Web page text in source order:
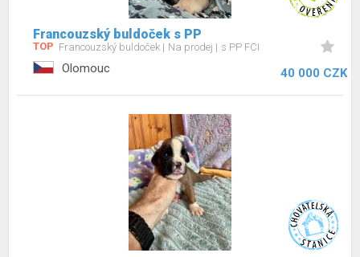
Francouzský buldoček s PP
TOP Francouzský buldoček Na prodej s PP FCI
Olomouc 40 000 CZK